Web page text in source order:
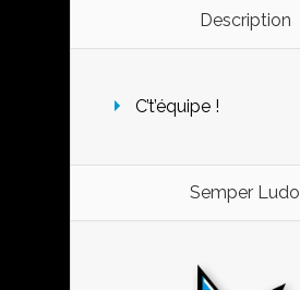
Description
C’t’équipe !
Semper Ludo